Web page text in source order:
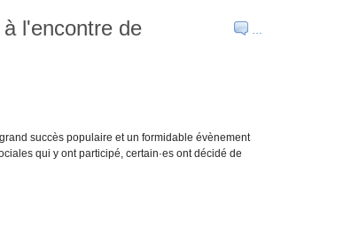
…
l'encontre de
succès populaire et un formidable évènement
qui y ont participé, certain·es ont décidé de